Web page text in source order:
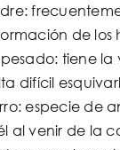
de los
pesado: tiene
difícil
especie de
al venir de la